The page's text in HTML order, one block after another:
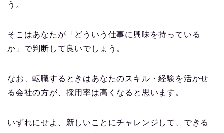
う。
そこはあなたが「どういう仕事に興味を持っている
か」で判断して良いでしょう。
なお、転職するときはあなたのスキル・経験を活かせ
る会社の方が、採用率は高くなると思います。
いずれにせよ、新しいことにチャレンジして、できる